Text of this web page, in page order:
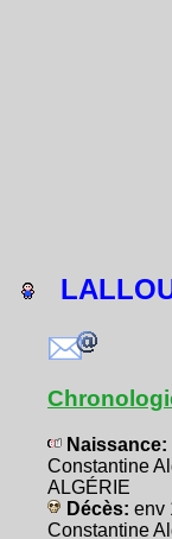
Naissance:
Constantine
ALGÉRIE
Décès: env
Constantine